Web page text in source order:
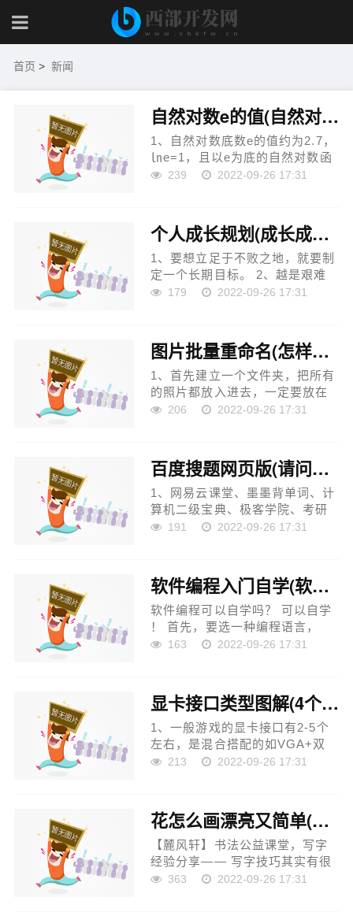
首页 > 新闻
自然对数e的值(自然对数的值是多少)
1、自然对数底数e的值约为2.7，
㏑e=1，且以e为底的自然对数函
数为增函数。...
239 2022-09-26 17:31
个人成长规划(成长成才规划长期目标怎么写)
1、要想立足于不败之地，就要制
定一个长期目标。 2、越是艰难
困苦的时候就越要努力奋斗——
失去梦想的时候，所以要...
179 2022-09-26 17:31
图片批量重命名(怎样给图片改名字,就是批量改,可以按顺序排列的)
1、首先建立一个文件夹，把所有
的照片都放入进去，一定要放在
同一个文件夹里。 2、在文件夹
排序方式是按照图片建...
206 2022-09-26 17:31
百度搜题网页版(请问有什么面向大学生的搜题app)
1、网易云课堂、墨墨背单词、计
算机二级宝典、极客学院、考研
帮等这几个都是挺不错的搜题软
191 2022-09-26 17:31
软件编程入门自学(软件开发能自学吗)
软件编程可以自学吗？ 可以自学
！ 首先，要选一种编程语言，
如：Java、C#、C++等，个人觉
人对每种语言接纳度不同吧。好
的...
163 2022-09-26 17:31
显卡接口类型图解(4个dp接口的显卡是什么意思)
1、一般游戏的显卡接口有2-5个
左右，是混合搭配的如VGA+双
DVI+HDMI接口输出；一个显卡
以多屏显示为主，有4个DP和6个
DP的。...
213 2022-09-26 17:31
花怎么画漂亮又简单(怎样写字比较好看？有哪些技巧)
【麓风轩】书法公益课堂，写字
经验分享—— 写字技巧其实有很
多，平时可以留意名家名帖，可
363 2022-09-26 17:31